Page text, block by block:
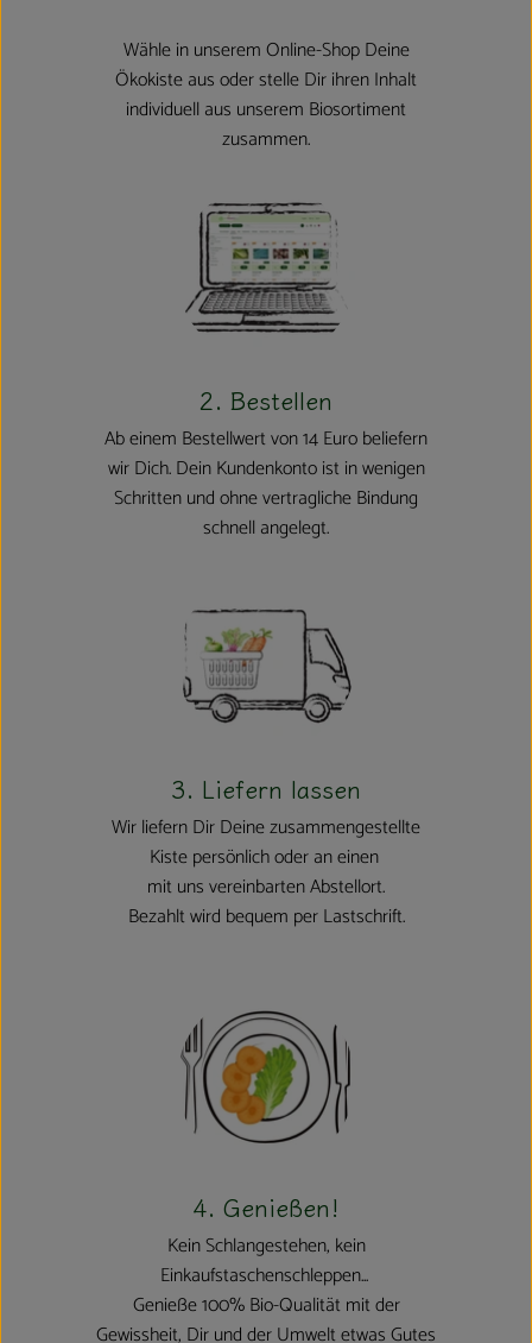
Wähle in unserem Online-Shop Deine
Ökokiste aus oder stelle Dir ihren Inhalt
individuell aus unserem Biosortiment
zusammen.
2. Bestellen
Ab einem Bestellwert von 14 Euro beliefern
wir Dich. Dein Kundenkonto ist in wenigen
Schritten und ohne vertragliche Bindung
schnell angelegt.
3. Liefern lassen
Wir liefern Dir Deine zusammengestellte
Kiste persönlich oder an einen
mit uns vereinbarten Abstellort.
Bezahlt wird bequem per Lastschrift.
4. Genießen!
Kein Schlangestehen, kein
Einkaufstaschenschleppen...
Genieße 100% Bio-Qualität mit der
Gewissheit, Dir und der Umwelt etwas Gutes